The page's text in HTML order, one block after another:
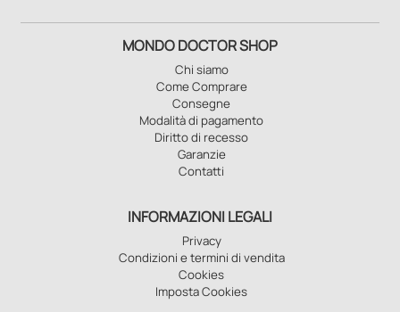
MONDO DOCTOR SHOP
Chi siamo
Come Comprare
Consegne
Modalità di pagamento
Diritto di recesso
Garanzie
Contatti
INFORMAZIONI LEGALI
Privacy
Condizioni e termini di vendita
Cookies
Imposta Cookies